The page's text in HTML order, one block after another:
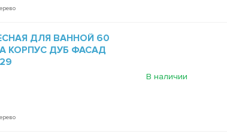
ДЛЯ ВАННОЙ 60
КОРПУС ДУБ ФАСАД
В наличии